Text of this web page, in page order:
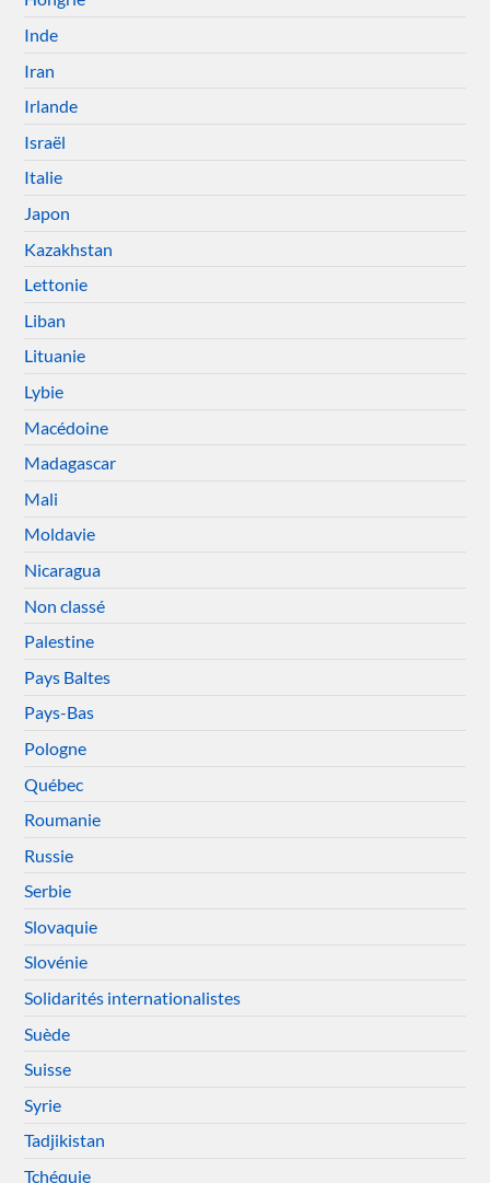
Inde
Iran
Irlande
Israël
Italie
Japon
Kazakhstan
Lettonie
Liban
Lituanie
Lybie
Macédoine
Madagascar
Mali
Moldavie
Nicaragua
Non classé
Palestine
Pays Baltes
Pays-Bas
Pologne
Québec
Roumanie
Russie
Serbie
Slovaquie
Slovénie
Solidarités internationalistes
Suède
Suisse
Syrie
Tadjikistan
Tchéquie